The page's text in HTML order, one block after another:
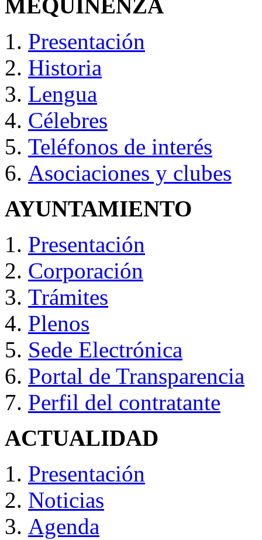
MEQUINENZA
Presentación
Historia
Lengua
Célebres
Teléfonos de interés
Asociaciones y clubes
AYUNTAMIENTO
Presentación
Corporación
Trámites
Plenos
Sede Electrónica
Portal de Transparencia
Perfil del contratante
ACTUALIDAD
Presentación
Noticias
Agenda